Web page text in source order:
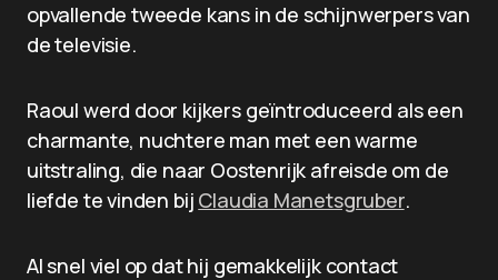
opvallende tweede kans in de schijnwerpers van
de televisie.
Raoul werd door kijkers geïntroduceerd als een
charmante, nuchtere man met een warme
uitstraling, die naar Oostenrijk afreisde om de
liefde te vinden bij Claudia Manetsgruber.
Al snel viel op dat hij gemakkelijk contact